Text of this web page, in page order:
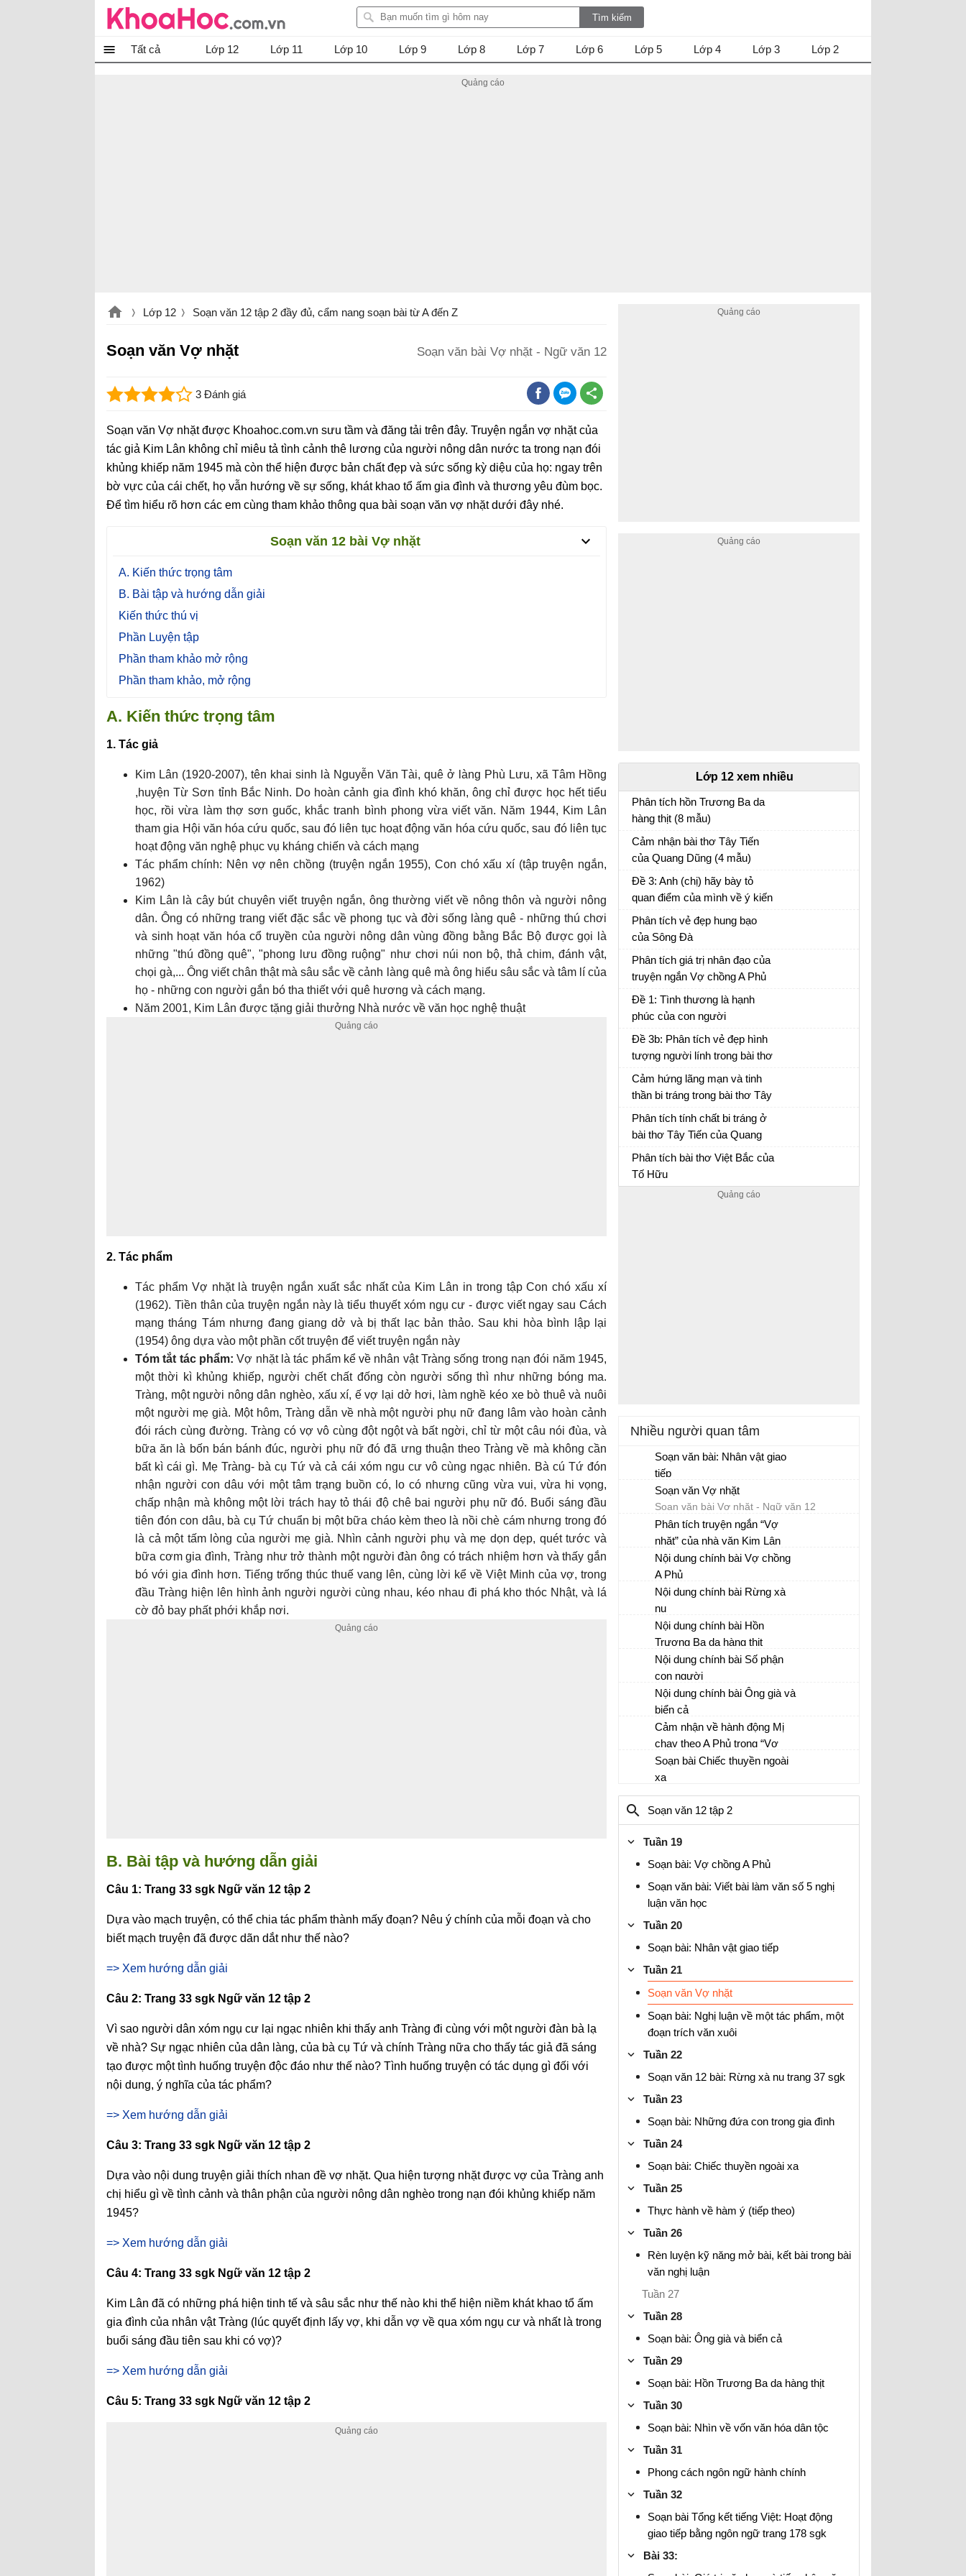
Tất cả Lớp 12 Lớp 11 Lớp 10 Lớp 9 Lớp 8 Lớp 7 Lớp 6 Lớp 5 Lớp 4 Lớp 3 Lớp 2
Lớp 12 Soạn văn 12 tập 2 đầy đủ, cẩm nang soạn bài từ A đến Z
Soạn văn Vợ nhặt Soạn văn bài Vợ nhặt - Ngữ văn 12
3 Đánh giá
Soạn văn Vợ nhặt được Khoahoc.com.vn sưu tầm và đăng tải trên đây. Truyện ngắn vợ nhặt của
tác giả Kim Lân không chỉ miêu tả tình cảnh thê lương của người nông dân nước ta trong nạn đói
khủng khiếp năm 1945 mà còn thể hiện được bản chất đẹp và sức sống kỳ diệu của họ: ngay trên
bờ vực của cái chết, họ vẫn hướng về sự sống, khát khao tổ ấm gia đình và thương yêu đùm bọc.
Để tìm hiểu rõ hơn các em cùng tham khảo thông qua bài soạn văn vợ nhặt dưới đây nhé.
Soạn văn 12 bài Vợ nhặt
A. Kiến thức trọng tâm
B. Bài tập và hướng dẫn giải
Kiến thức thú vị
Phần Luyện tập
Phần tham khảo mở rộng
Phần tham khảo, mở rộng
A. Kiến thức trọng tâm
1. Tác giả
Kim Lân (1920-2007), tên khai sinh là Nguyễn Văn Tài, quê ở làng Phù Lưu, xã Tâm Hồng
,huyện Từ Sơn tỉnh Bắc Ninh. Do hoàn cảnh gia đình khó khăn, ông chỉ được học hết tiểu
học, rồi vừa làm thợ sơn guốc, khắc tranh bình phong vừa viết văn. Năm 1944, Kim Lân
tham gia Hội văn hóa cứu quốc, sau đó liên tục hoạt động văn hóa cứu quốc, sau đó liên tục
hoạt động văn nghệ phục vụ kháng chiến và cách mạng
Tác phẩm chính: Nên vợ nên chồng (truyện ngắn 1955), Con chó xấu xí (tập truyện ngắn,
1962)
Kim Lân là cây bút chuyên viết truyện ngắn, ông thường viết về nông thôn và người nông
dân. Ông có những trang viết đặc sắc về phong tục và đời sống làng quê - những thú chơi
và sinh hoạt văn hóa cổ truyền của người nông dân vùng đồng bằng Bắc Bộ được gọi là
những "thú đồng quê", "phong lưu đồng ruộng" như chơi núi non bộ, thả chim, đánh vật,
chọi gà,... Ông viết chân thật mà sâu sắc về cảnh làng quê mà ông hiểu sâu sắc và tâm lí của
họ - những con người gắn bó tha thiết với quê hương và cách mạng.
Năm 2001, Kim Lân được tặng giải thưởng Nhà nước về văn học nghệ thuật
2. Tác phẩm
Tác phẩm Vợ nhặt là truyện ngắn xuất sắc nhất của Kim Lân in trong tập Con chó xấu xí
(1962). Tiền thân của truyện ngắn này là tiểu thuyết xóm ngụ cư - được viết ngay sau Cách
mạng tháng Tám nhưng đang giang dở và bị thất lạc bản thảo. Sau khi hòa bình lập lại
(1954) ông dựa vào một phần cốt truyện để viết truyện ngắn này
Tóm tắt tác phẩm:Vợ nhặt là tác phẩm kể về nhân vật Tràng sống trong nạn đói năm 1945,
một thời kì khủng khiếp, người chết chất đống còn người sống thì như những bóng ma.
Tràng, một người nông dân nghèo, xấu xí, ế vợ lại dở hơi, làm nghề kéo xe bò thuê và nuôi
một người mẹ già. Một hôm, Tràng dẫn về nhà một người phụ nữ đang lâm vào hoàn cảnh
đói rách cùng đường. Tràng có vợ vô cùng đột ngột và bất ngời, chỉ từ một câu nói đùa, và
bữa ăn là bốn bán bánh đúc, người phụ nữ đó đã ưng thuận theo Tràng về mà không cần
bất kì cái gì. Mẹ Tràng- bà cụ Tứ và cả cái xóm ngu cư vô cùng ngạc nhiên. Bà cú Tứ đón
nhận người con dâu với một tâm trạng buồn có, lo có nhưng cũng vừa vui, vừa hi vọng,
chấp nhận mà không một lời trách hay tỏ thái độ chê bai người phụ nữ đó. Buổi sáng đầu
tiên đón con dâu, bà cụ Tứ chuẩn bị một bữa cháo kèm theo là nồi chè cám nhưng trong đó
là cả một tấm lòng của người mẹ già. Nhìn cảnh người phụ và mẹ dọn dẹp, quét tước và
bữa cơm gia đình, Tràng như trở thành một người đàn ông có trách nhiệm hơn và thấy gắn
bó với gia đình hơn. Tiếng trống thúc thuế vang lên, cùng lời kể về Việt Minh của vợ, trong
đầu Tràng hiện lên hình ảnh người người cùng nhau, kéo nhau đi phá kho thóc Nhật, và lá
cờ đỏ bay phất phới khắp nơi.
B. Bài tập và hướng dẫn giải
Câu 1: Trang 33 sgk Ngữ văn 12 tập 2
Dựa vào mạch truyện, có thể chia tác phẩm thành mấy đoạn? Nêu ý chính của mỗi đoạn và cho
biết mạch truyện đã được dãn dắt như thế nào?
=> Xem hướng dẫn giải
Câu 2: Trang 33 sgk Ngữ văn 12 tập 2
Vì sao người dân xóm ngụ cư lại ngạc nhiên khi thấy anh Tràng đi cùng với một người đàn bà lạ
về nhà? Sự ngạc nhiên của dân làng, của bà cụ Tứ và chính Tràng nữa cho thấy tác giả đã sáng
tạo được một tình huống truyện độc đáo như thế nào? Tình huống truyện có tác dụng gì đối với
nội dung, ý nghĩa của tác phẩm?
=> Xem hướng dẫn giải
Câu 3: Trang 33 sgk Ngữ văn 12 tập 2
Dựa vào nội dung truyện giải thích nhan đề vợ nhặt. Qua hiện tượng nhặt được vợ của Tràng anh
chị hiểu gì về tình cảnh và thân phận của người nông dân nghèo trong nạn đói khủng khiếp năm
1945?
=> Xem hướng dẫn giải
Câu 4: Trang 33 sgk Ngữ văn 12 tập 2
Kim Lân đã có những phá hiện tinh tế và sâu sắc như thế nào khi thể hiện niềm khát khao tổ ấm
gia đình của nhân vật Tràng (lúc quyết định lấy vợ, khi dẫn vợ về qua xóm ngụ cư và nhất là trong
buổi sáng đầu tiên sau khi có vợ)?
=> Xem hướng dẫn giải
Câu 5: Trang 33 sgk Ngữ văn 12 tập 2
Lớp 12 xem nhiều
Phân tích hồn Trương Ba da
hàng thịt (8 mẫu)
Phân tích bài hồn Trương Ba da hàng thịt - Văn
mẫu 12
Cảm nhận bài thơ Tây Tiến
của Quang Dũng (4 mẫu)
Cảm nhận Tây Tiến - Văn mẫu 12
Đề 3: Anh (chị) hãy bày tỏ
quan điểm của mình về ý kiến
của nhà văn Pháp La-bơ-ruy-
e: “Khi một tác phẩm nâng cao
tinh thần ta lên và gợi cho ta
những tình cảm cao quý và
can đảm,...
Phân tích vẻ đẹp hung bạo
của Sông Đà
Phân tích giá trị nhân đạo của
truyện ngắn Vợ chồng A Phủ
Vợ chồng A Phủ - Văn mẫu 12
Đề 1: Tình thương là hạnh
phúc của con người
Đề 3b: Phân tích vẻ đẹp hình
tượng người lính trong bài thơ
Tây Tiến của Quang Dũng.
Cảm hứng lãng mạn và tinh
thần bi tráng trong bài thơ Tây
Tiến
Bài thơ Tây Tiến - Văn 12
Phân tích tính chất bi tráng ở
bài thơ Tây Tiến của Quang
Dũng
Phân tích bài thơ Tây Tiến - Văn 12
Phân tích bài thơ Việt Bắc của
Tố Hữu
Nhiều người quan tâm
Soạn văn bài: Nhân vật giao
tiếp
Soạn văn Vợ nhặt
Soạn văn bài Vợ nhặt - Ngữ văn 12
Phân tích truyện ngắn “Vợ
nhặt” của nhà văn Kim Lân
Phân tích tác phẩm Vợ nhặt
Nội dung chính bài Vợ chồng
A Phủ
Nội dung chính bài Rừng xà
nu
Nội dung chính bài Hồn
Trương Ba da hàng thịt
Nội dung chính bài Số phận
con người
Nội dung chính bài Ông già và
biển cả
Cảm nhận về hành động Mị
chạy theo A Phủ trong “Vợ
chồng A Phủ” của Tô Hoài
Tác phẩm Vợ chồng A Phủ
Soạn bài Chiếc thuyền ngoài
xa
Chiếc thuyền ngoài xa - Văn 12
Soạn văn 12 tập 2
Tuần 19
Soạn bài: Vợ chồng A Phủ
Soạn văn bài: Viết bài làm văn số 5 nghị
luận văn học
Tuần 20
Soạn bài: Nhân vật giao tiếp
Tuần 21
Soạn văn Vợ nhặt
Soạn bài: Nghị luận về một tác phẩm, một
đoạn trích văn xuôi
Tuần 22
Soạn văn 12 bài: Rừng xà nu trang 37 sgk
Tuần 23
Soạn bài: Những đứa con trong gia đình
Tuần 24
Soạn bài: Chiếc thuyền ngoài xa
Tuần 25
Thực hành về hàm ý (tiếp theo)
Tuần 26
Rèn luyện kỹ năng mở bài, kết bài trong bài
văn nghị luận
Tuần 27
Tuần 28
Soạn bài: Ông già và biển cả
Tuần 29
Soạn bài: Hồn Trương Ba da hàng thịt
Tuần 30
Soạn bài: Nhìn về vốn văn hóa dân tộc
Tuần 31
Phong cách ngôn ngữ hành chính
Tuần 32
Soạn bài Tổng kết tiếng Việt: Hoạt động
giao tiếp bằng ngôn ngữ trang 178 sgk
Bài 33: